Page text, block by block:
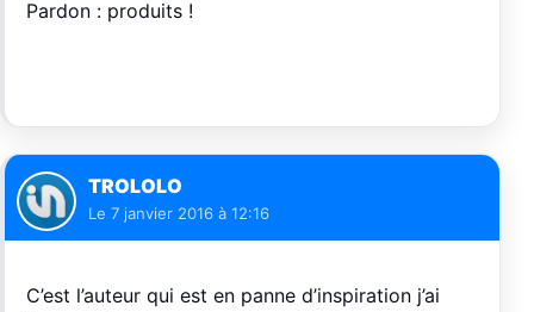
Pardon : produits !
TROLOLO
Le 7 janvier 2016 à 12:16
C’est l’auteur qui est en panne d’inspiration j’ai